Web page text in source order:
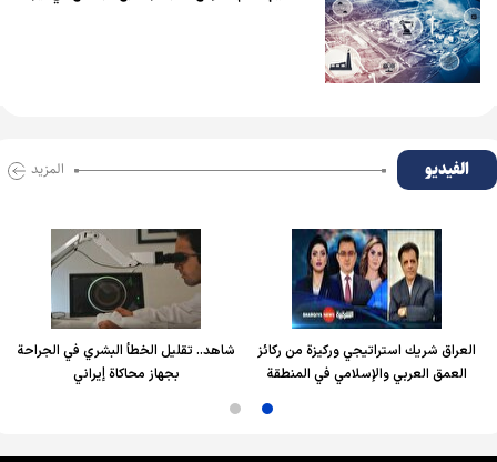
الفیدیو المزید
العراق شريك استراتيجي وركيزة من ركائز
العمق العربي والإسلامي في المنطقة
شاهد.. تقليل الخطأ البشري في الجراحة
بجهاز محاكاة إيراني